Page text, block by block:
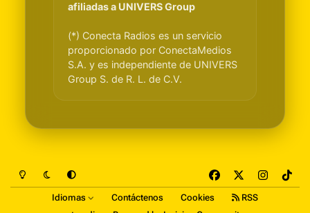
afiliadas a UNIVERS Group
(*) Conecta Radios es un servicio
proporcionado por ConectaMedios
S.A. y es independiente de UNIVERS
Group S. de R. L. de C.V.
Light ModeDark ModeSystem Preference
a
c
n
s
i
Idiomas Contáctenos Cookies
RSS